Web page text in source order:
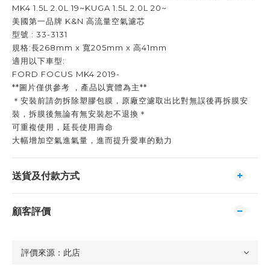
MK4 1.5L 2.0L 19~KUGA 1.5L 2.0L 20~
美國第一品牌 K&N 高流量空氣濾芯
型號 : 33-3131
規格:長268mm x 寬205mm x 高41mm
適用以下車型:
FORD FOCUS MK4 2019-
**圖片僅供參考 ，產品以實體為主**
＊安裝前請勿拆除塑膠包膜，原廠空濾取出比對無誤後再拆膜安
裝，拆膜後無論有無安裝恕不退換＊
可重複使用，延長使用壽命
大幅增加空氣進氣量，進而提升愛車的動力
送貨及付款方式
顧客評價